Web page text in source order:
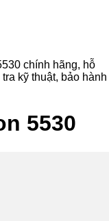
chính hãng, hỗ
kỹ thuật, bảo hành
5530